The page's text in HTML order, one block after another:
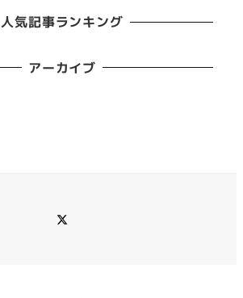
人気記事ランキング
アーカイブ